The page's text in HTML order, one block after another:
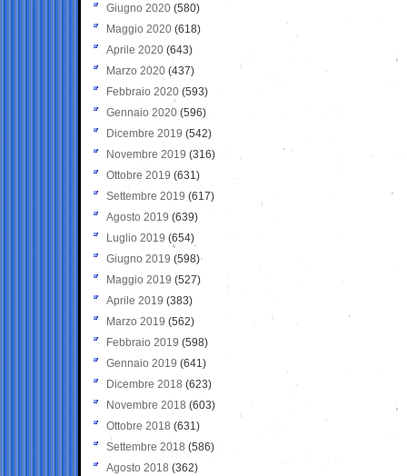
Giugno 2020 (580)
Maggio 2020 (618)
Aprile 2020 (643)
Marzo 2020 (437)
Febbraio 2020 (593)
Gennaio 2020 (596)
Dicembre 2019 (542)
Novembre 2019 (316)
Ottobre 2019 (631)
Settembre 2019 (617)
Agosto 2019 (639)
Luglio 2019 (654)
Giugno 2019 (598)
Maggio 2019 (527)
Aprile 2019 (383)
Marzo 2019 (562)
Febbraio 2019 (598)
Gennaio 2019 (641)
Dicembre 2018 (623)
Novembre 2018 (603)
Ottobre 2018 (631)
Settembre 2018 (586)
Agosto 2018 (362)